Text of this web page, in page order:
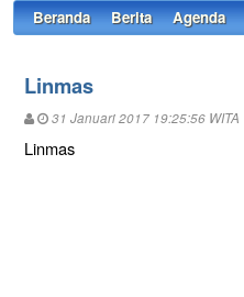
Beranda Berita Agenda
Linmas
31 Januari 2017 19:25:56 WITA
Linmas